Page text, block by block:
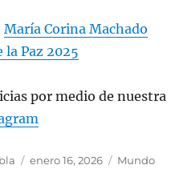
María Corina Machado
la Paz 2025
por medio de nuestra
P
enero 16, 2026
C
Mundo